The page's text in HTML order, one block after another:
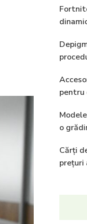
pentru
o
Cărți
prețuri